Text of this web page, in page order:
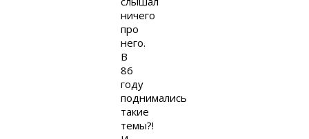
ничего
про
него.
В
86
году
поднимались
такие
темы?!